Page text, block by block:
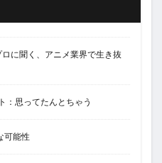
ロに聞く、アニメ業界で生き抜
：思ってたんとちゃう
可能性